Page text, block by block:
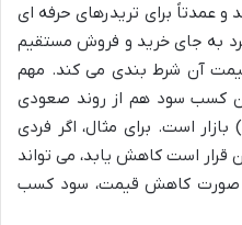
عمدتاً برای تریدرهای حرفه ای
به جای خرید و فروش مستقیم
آن شرط بندی می کند. مهم
کسب سود هم از روند صعودی
است. برای مثال، اگر فردی
است کاهش یابد، می تواند
صورت کاهش قیمت، سود کسب